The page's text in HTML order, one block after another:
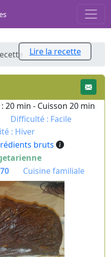
Lire la recette
20 min - Cuisson 20 min
Difficulté : Facile
: Hiver
bruts
Cuisine familiale